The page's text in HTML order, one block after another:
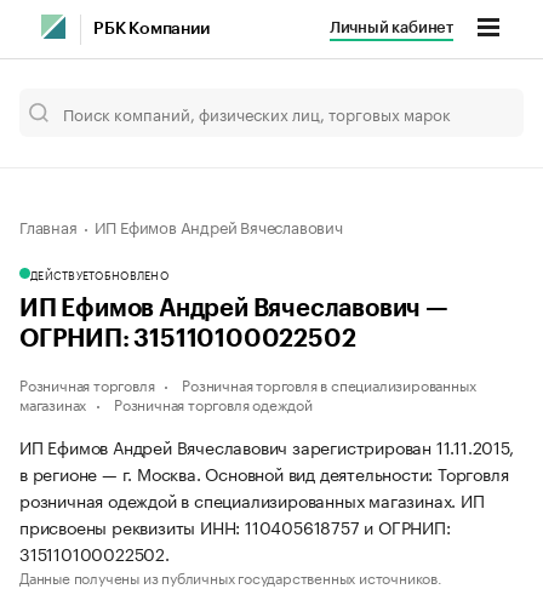
РБК Компании Личный кабинет
Главная ИП Ефимов Андрей Вячеславович
ДЕЙСТВУЕТОБНОВЛЕНО
ИП Ефимов Андрей Вячеславович —
ОГРНИП: 315110100022502
Розничная торговля
Розничная торговля в специализированных
магазинах
Розничная торговля одеждой
ИП Ефимов Андрей Вячеславович зарегистрирован 11.11.2015,
в регионе — г. Москва. Основной вид деятельности: Торговля
розничная одеждой в специализированных магазинах. ИП
присвоены реквизиты ИНН: 110405618757 и ОГРНИП:
315110100022502.
Данные получены из публичных государственных источников.